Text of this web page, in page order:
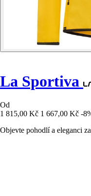
La Sportiva
Od
1 815,00 Kč 1 667,00 Kč -
Objevte pohodlí a eleganci